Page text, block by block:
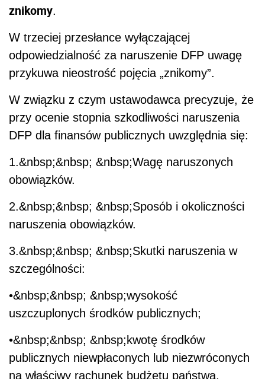
znikomy.
W trzeciej przesłance wyłączającej
odpowiedzialność za naruszenie DFP uwagę
przykuwa nieostrość pojęcia „znikomy”.
W związku z czym ustawodawca precyzuje, że
przy ocenie stopnia szkodliwości naruszenia
DFP dla finansów publicznych uwzględnia się:
1.&nbsp;&nbsp; &nbsp;Wagę naruszonych
obowiązków.
2.&nbsp;&nbsp; &nbsp;Sposób i okoliczności
naruszenia obowiązków.
3.&nbsp;&nbsp; &nbsp;Skutki naruszenia w
szczególności:
•&nbsp;&nbsp; &nbsp;wysokość
uszczuplonych środków publicznych;
•&nbsp;&nbsp; &nbsp;kwotę środków
publicznych niewpłaconych lub niezwróconych
na właściwy rachunek budżetu państwa,